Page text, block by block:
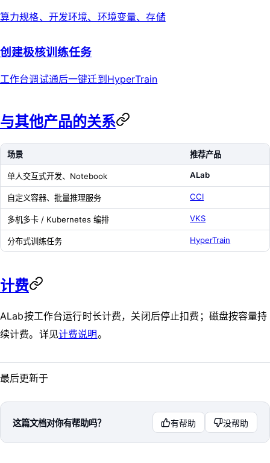
算力规格、开发环境、环境变量、存储
创建极核训练任务
工作台调试通后一键迁到HyperTrain
与其他产品的关系
场景 推荐产品
单人交互式开发、Notebook ALab
自定义容器、批量推理服务 CCI
多机多卡 / Kubernetes 编排 VKS
分布式训练任务 HyperTrain
计费
ALab按工作台运行时长计费，关闭后停止扣费；磁盘按容量持
续计费。详见计费说明。
最后更新于
这篇文档对你有帮助吗？ 有帮助 没帮助